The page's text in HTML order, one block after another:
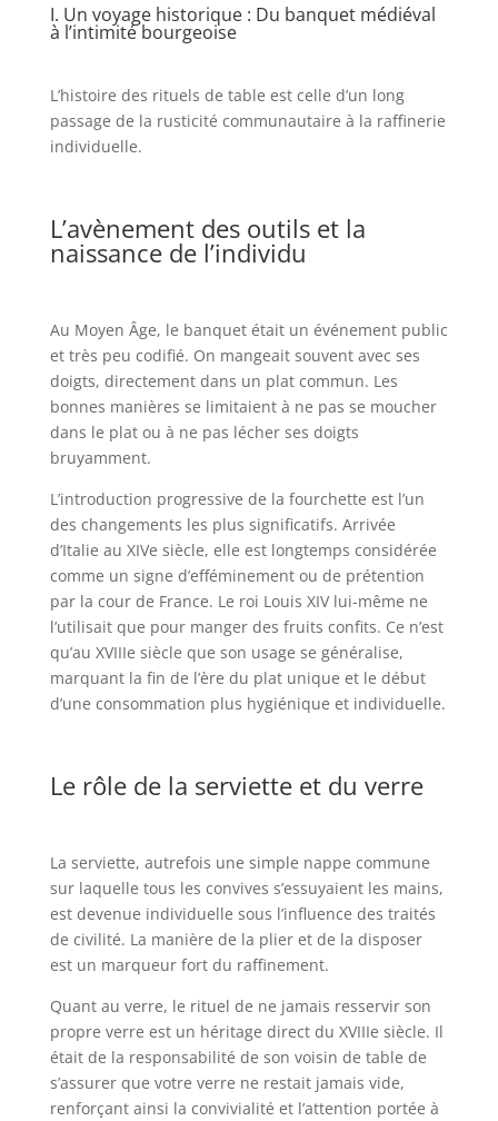
I. Un voyage historique : Du banquet médiéval
à l’intimité bourgeoise
L’histoire des rituels de table est celle d’un long
passage de la rusticité communautaire à la raffinerie
individuelle.
L’avènement des outils et la
naissance de l’individu
Au Moyen Âge, le banquet était un événement public
et très peu codifié. On mangeait souvent avec ses
doigts, directement dans un plat commun. Les
bonnes manières se limitaient à ne pas se moucher
dans le plat ou à ne pas lécher ses doigts
bruyamment.
L’introduction progressive de la fourchette est l’un
des changements les plus significatifs. Arrivée
d’Italie au XIVe siècle, elle est longtemps considérée
comme un signe d’efféminement ou de prétention
par la cour de France. Le roi Louis XIV lui-même ne
l’utilisait que pour manger des fruits confits. Ce n’est
qu’au XVIIIe siècle que son usage se généralise,
marquant la fin de l’ère du plat unique et le début
d’une consommation plus hygiénique et individuelle.
Le rôle de la serviette et du verre
La serviette, autrefois une simple nappe commune
sur laquelle tous les convives s’essuyaient les mains,
est devenue individuelle sous l’influence des traités
de civilité. La manière de la plier et de la disposer
est un marqueur fort du raffinement.
Quant au verre, le rituel de ne jamais resservir son
propre verre est un héritage direct du XVIIIe siècle. Il
était de la responsabilité de son voisin de table de
s’assurer que votre verre ne restait jamais vide,
renforçant ainsi la convivialité et l’attention portée à